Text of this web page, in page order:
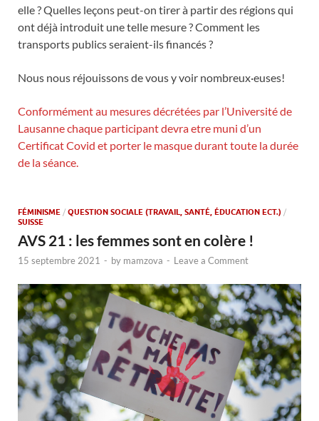
elle ? Quelles leçons peut-on tirer à partir des régions qui
ont déjà introduit une telle mesure ? Comment les
transports publics seraient-ils financés ?
Nous nous réjouissons de vous y voir nombreux·euses!
Conformément au mesures décrétées par l’Université de
Lausanne chaque participant devra etre muni d’un
Certificat Covid et porter le masque durant toute la durée
de la séance.
FÉMINISME / QUESTION SOCIALE (TRAVAIL, SANTÉ, ÉDUCATION ECT.) /
SUISSE
AVS 21 : les femmes sont en colère !
15 septembre 2021 - by mamzova - Leave a Comment